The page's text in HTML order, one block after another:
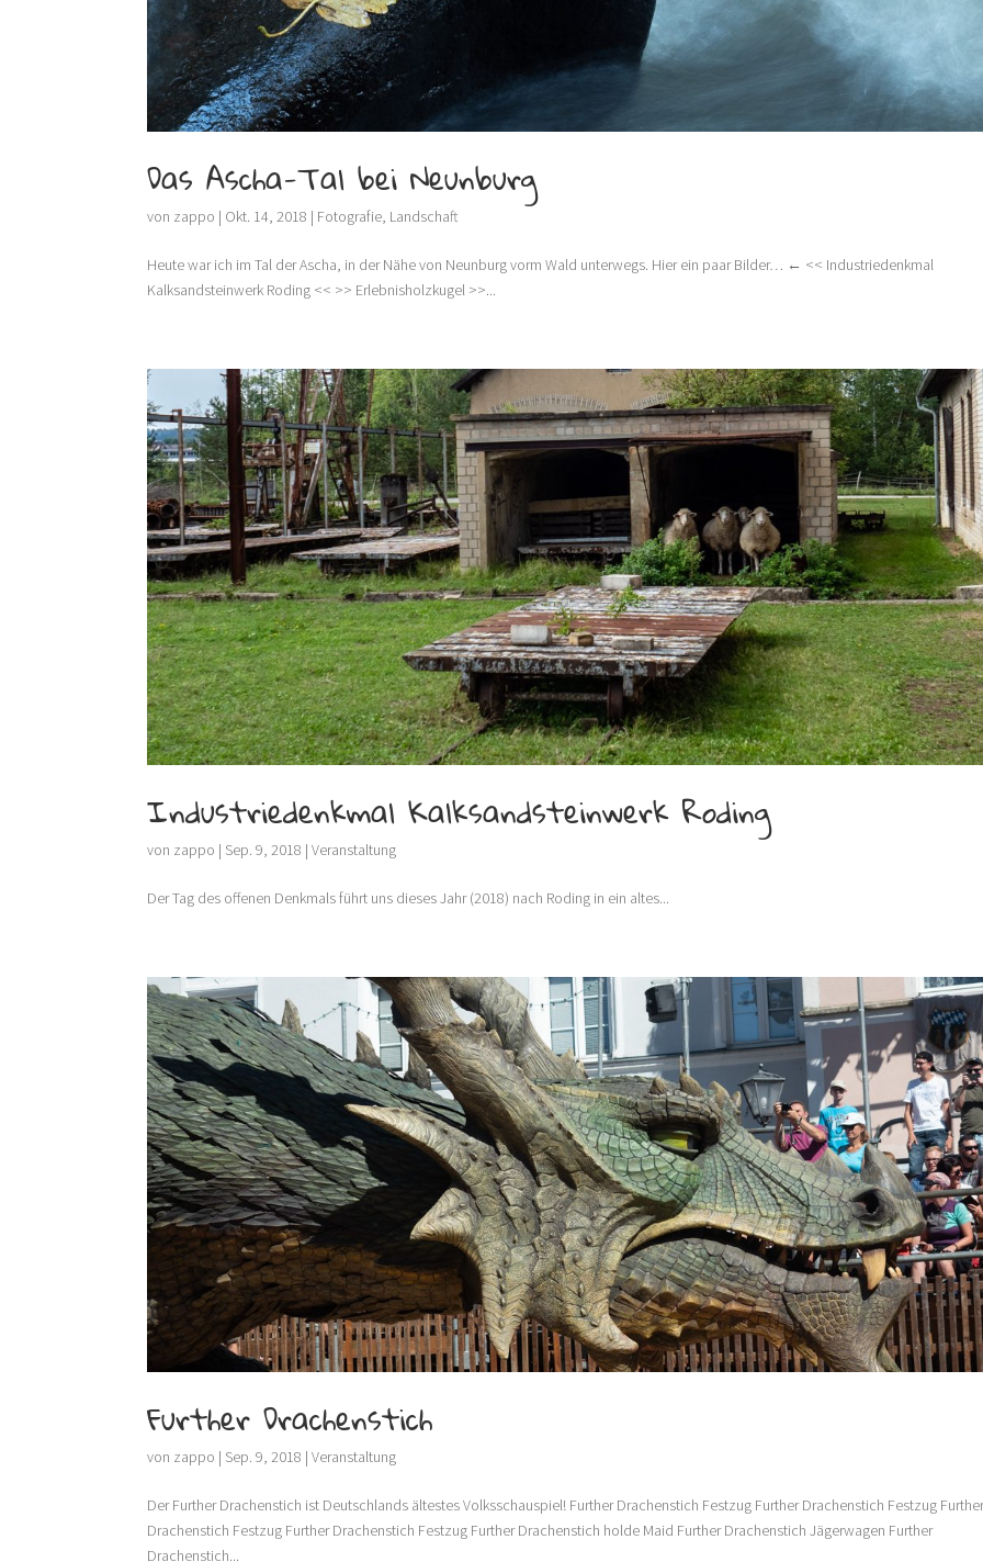
Das Ascha-Tal bei Neunburg
von zappo | Okt. 14, 2018 | Fotografie, Landschaft
Heute war ich im Tal der Ascha, in der Nähe von Neunburg vorm Wald unterwegs. Hier ein paar Bilder… ← << Industriedenkmal
Kalksandsteinwerk Roding << >> Erlebnisholzkugel >>...
Industriedenkmal Kalksandsteinwerk Roding
von zappo | Sep. 9, 2018 |Veranstaltung
Der Tag des offenen Denkmals führt uns dieses Jahr (2018) nach Roding in ein altes...
Further Drachenstich
von zappo | Sep. 9, 2018 |Veranstaltung
Der Further Drachenstich ist Deutschlands ältestes Volksschauspiel! Further Drachenstich Festzug Further Drachenstich Festzug
Drachenstich Festzug Further Drachenstich Festzug Further Drachenstich holde Maid Further Drachenstich Jägerwagen Further
Drachenstich...